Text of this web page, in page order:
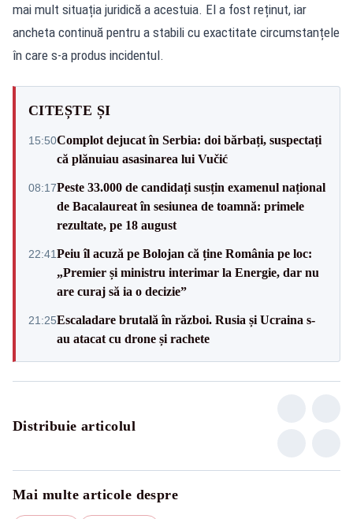
mai mult situația juridică a acestuia. El a fost reținut, iar
ancheta continuă pentru a stabili cu exactitate circumstanțele
în care s-a produs incidentul.
CITEȘTE ȘI
15:50Complot dejucat în Serbia: doi bărbați, suspectați
că plănuiau asasinarea lui Vučić
08:17Peste 33.000 de candidați susțin examenul național
de Bacalaureat în sesiunea de toamnă: primele
rezultate, pe 18 august
22:41Peiu îl acuză pe Bolojan că ține România pe loc:
„Premier și ministru interimar la Energie, dar nu
are curaj să ia o decizie”
21:25Escaladare brutală în război. Rusia și Ucraina s-
au atacat cu drone și rachete
Distribuie articolul
Mai multe articole despre